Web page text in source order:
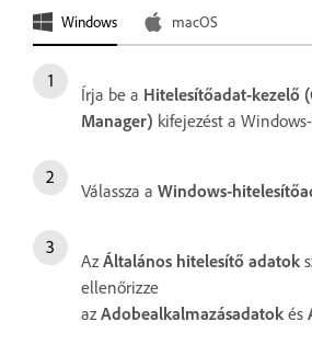
Windows macOS
Írja be a Hitelesítőadat-kezelő
Manager) kifejezést a
Válassza a Windows-
Az Általános hitelesítő adatok
ellenőrizze
az Adobealkalmazásadatok és